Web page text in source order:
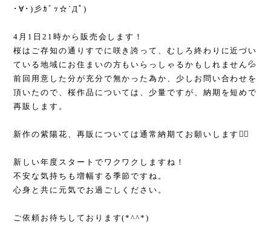
･∀･)彡ｶﾞｯ☆`Дﾟ)
4月1日21時から販売会します！
桜はご存知の通りすでに咲き誇って、むしろ終わりに近づい
ている地域にお住まいの方もいらっしゃるかもしれません💦
前回用意した分が充分で無かった為か、少しお問い合わせを
頂いたので、桜作品については、少量ですが、納期を短めで
再販します。
新作の紫陽花、再販については通常納期てお願いします🙇‍♂️
新しい年度スタートでワクワクしますね！
不安な気持ちも増幅する季節ですね。
心身と共に元気でお過ごしください。
ご依頼お待ちしております(*^^*)